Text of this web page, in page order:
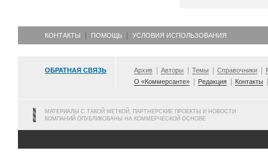
КОНТАКТЫ ПОМОЩЬ УСЛОВИЯ ИСПОЛЬЗОВАНИЯ
ОБРАТНАЯ СВЯЗЬ Архив Авторы Темы Справочники
О «Коммерсанте»
Редакция Контакты
МАТЕРИАЛЫ С ТАКОЙ МЕТКОЙ, ПАРТНЕРСКИЕ ПРОЕКТЫ И НОВОСТИ
КОМПАНИЙ ОПУБЛИКОВАНЫ НА КОММЕРЧЕСКОЙ ОСНОВЕ